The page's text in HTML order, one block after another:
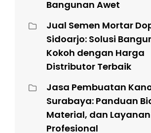
Bangunan Awet
Jual Semen Mortar
Sidoarjo: Solusi
Kokoh dengan Harga
Distributor Terbaik
Jasa Pembuatan
Surabaya: Panduan
Material, dan Layanan
Profesional